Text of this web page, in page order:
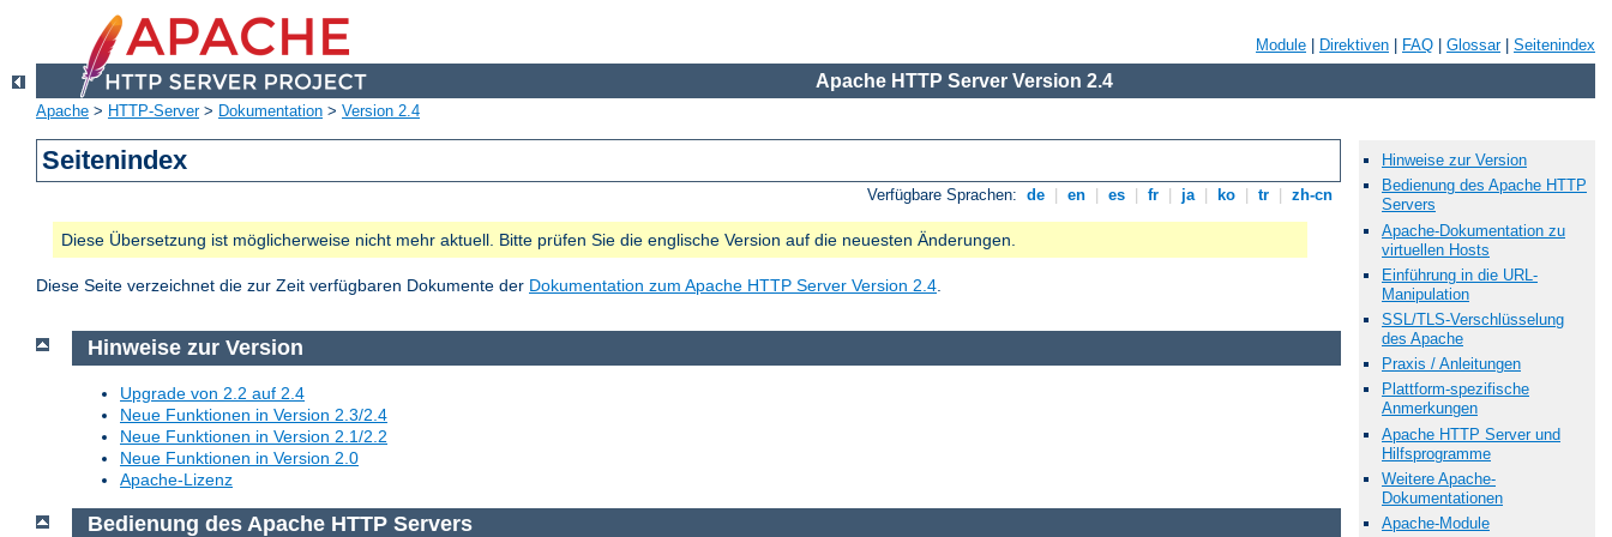
Module Direktiven FAQ Glossar| Seitenindex
Apache HTTP Server Version 2.4
Apache > HTTP-Server> Dokumentation > Version 2.4
Seitenindex
Verfügbare Sprachen: de en es fr ja ko tr zh-cn
Diese Übersetzung ist möglicherweise nicht mehr aktuell. Bitte prüfen Sie die englische Version auf die neuesten Änderungen.
Diese Seite verzeichnet die zur Zeit verfügbaren Dokumente der Dokumentation zum Apache HTTP Server Version 2.4.
Hinweise zur Version
Bedienung des Apache HTTP
Servers
Apache-Dokumentation zu
virtuellen Hosts
Einführung in die URL-
Manipulation
SSL/TLS-Verschlüsselung
des Apache
Praxis / Anleitungen
Plattform-spezifische
Anmerkungen
Apache HTTP Server und
Hilfsprogramme
Weitere Apache-
Dokumentationen
Apache-Module
Hinweise zur Version
Upgrade von 2.2 auf 2.4
Neue Funktionen in Version 2.3/2.4
Neue Funktionen in Version 2.1/2.2
Neue Funktionen in Version 2.0
Apache-Lizenz
Bedienung des Apache HTTP Servers